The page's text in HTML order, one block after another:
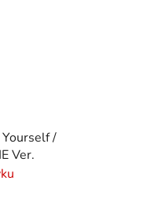
Yourself /
Ver.